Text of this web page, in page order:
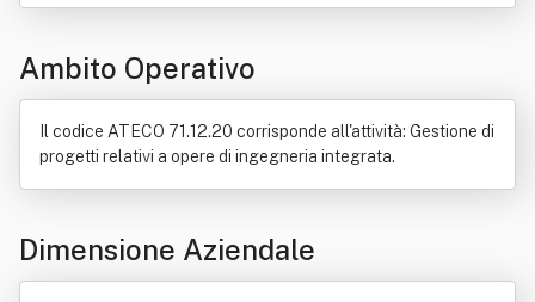
Industria
Ingegneria Legge
Soggetto di diritto
Ambito Operativo
Il codice ATECO 71.12.20 corrisponde all'attività: Gestione di
progetti relativi a opere di ingegneria integrata.
Dimensione Aziendale